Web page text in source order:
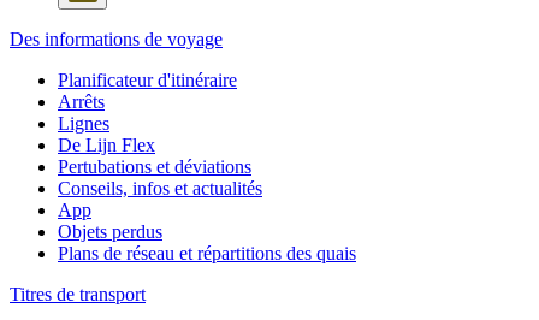
Des informations de voyage
Planificateur d'itinéraire
Arrêts
Lignes
De Lijn Flex
Pertubations et déviations
Conseils, infos et actualités
App
Objets perdus
Plans de réseau et répartitions des quais
Titres de transport